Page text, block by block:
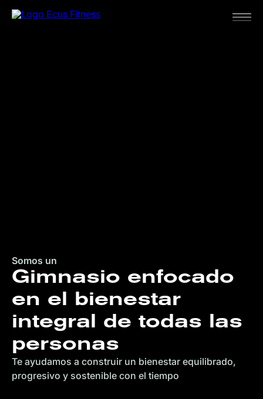
Somos un
Gimnasio enfocado
en el bienestar
integral de todas las
personas
Te ayudamos a construir un bienestar equilibrado,
progresivo y sostenible con el tiempo